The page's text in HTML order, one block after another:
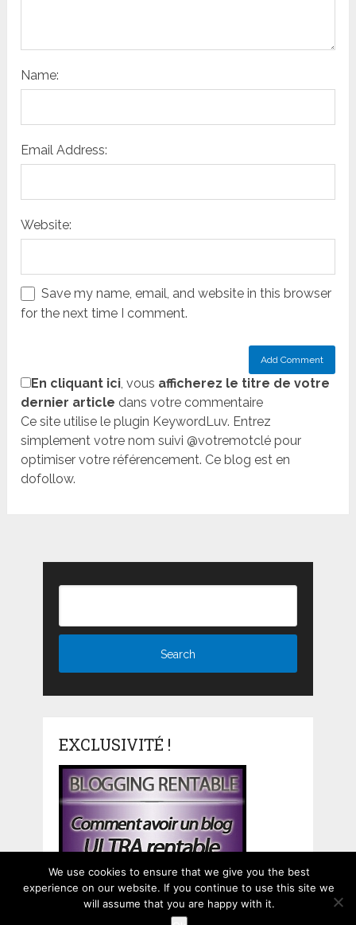
Name:
Email Address:
Website:
Save my name, email, and website in this browser
for the next time I comment.
En cliquant ici, vous afficherez le titre de votre
dernier article dans votre commentaire
Ce site utilise le plugin KeywordLuv. Entrez
simplement votre nom suivi @votremotclé pour
optimiser votre référencement. Ce blog est en
dofollow.
EXCLUSIVITÉ !
We use cookies to ensure that we give you the best
experience on our website. If you continue to use this site we
will assume that you are happy with it.